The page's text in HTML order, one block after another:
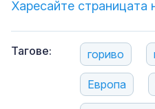
Харесайте страницата
Тагове: гориво
Европа